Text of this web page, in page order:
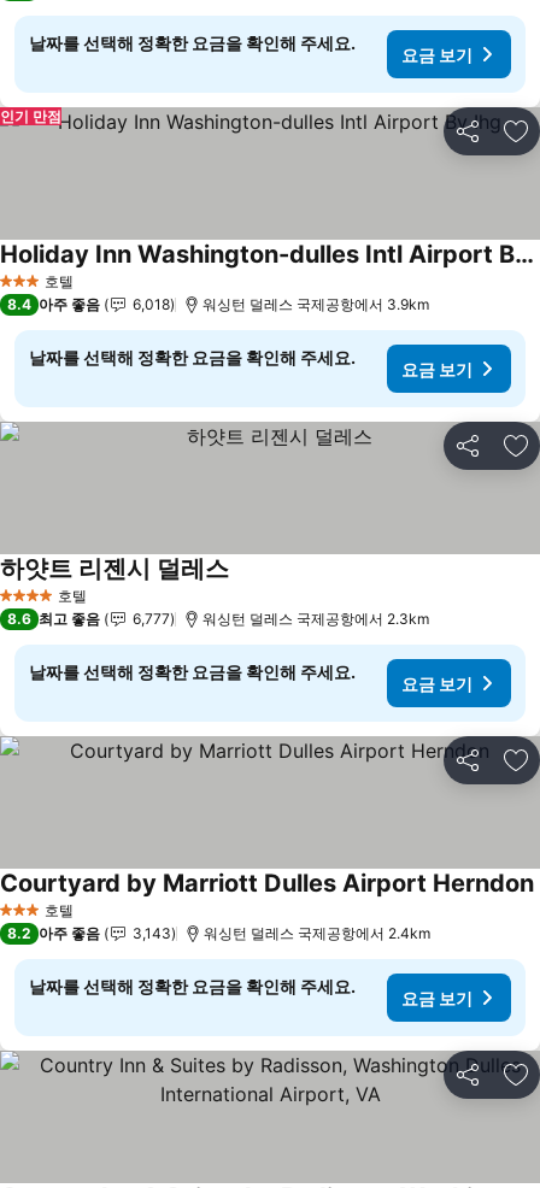
날짜를 선택해 정확한 요금을 확인해 주세요.
요금 보기
공유 즐
인기 만점
3 성급 호텔
Holiday Inn Washington-dulles Intl Airport By Ihg
8.4 아주 좋음 6,018 워싱턴 덜레스 국제공항에서 3.9km
날짜를 선택해 정확한 요금을 확인해 주세요.
요금 보기
공유 즐
4 성급 호텔
하얏트 리젠시 덜레스
8.6 최고 좋음 6,777 워싱턴 덜레스 국제공항에서 2.3km
날짜를 선택해 정확한 요금을 확인해 주세요.
요금 보기
공유 즐
3 성급 호텔
Courtyard by Marriott Dulles Airport Herndon
8.2 아주 좋음 3,143 워싱턴 덜레스 국제공항에서 2.4km
날짜를 선택해 정확한 요금을 확인해 주세요.
요금 보기
공유 즐